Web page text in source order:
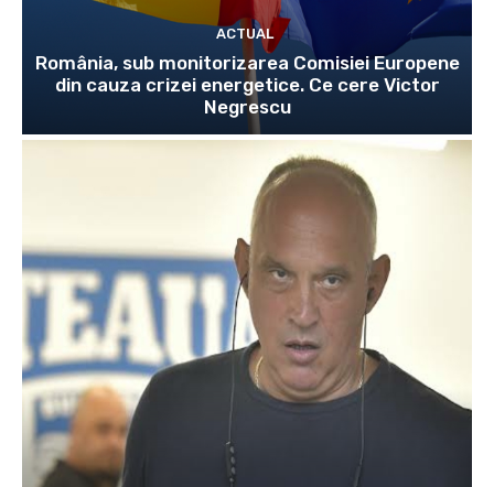
ACTUAL
România, sub monitorizarea Comisiei Europene
din cauza crizei energetice. Ce cere Victor
Negrescu